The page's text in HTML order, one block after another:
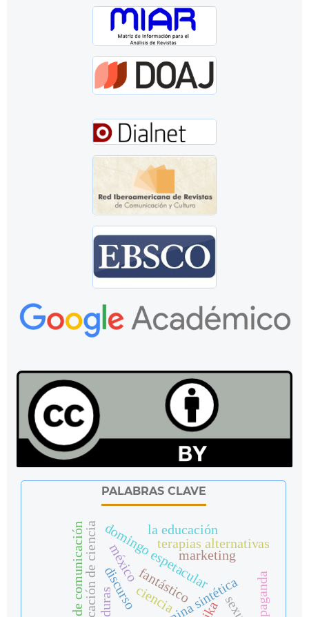
PALABRAS CLAVE
discursociencia
fantástico
domingo espetacularterapias alternativas
marketing
la educación
méxico
propaganda